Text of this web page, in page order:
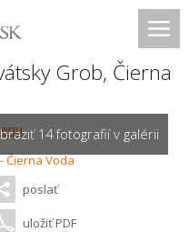
Grob, Čierna
14 fotografií v galérii
poslať
uložiť PDF